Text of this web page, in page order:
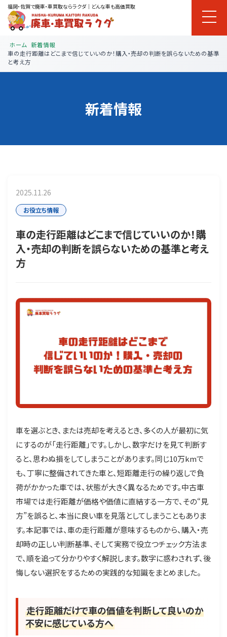
福岡・佐賀で廃車・車買取ならラクダ｜どんな車も高価買取
ホーム 新着情報
車の走行距離はどこまで信じていいのか！購入・売却の判断を誤らないための基準
と考え方
新着情報
2025.11.26
お役立ち情報
車の走行距離はどこまで信じていいのか！購
入・売却の判断を誤らないための基準と考え
方
車を選ぶとき、または売却を考えるとき、多くの人が最初に気
にするのが「走行距離」です。しかし、数字だけを見て判断す
ると、思わぬ損をしてしまうことがあります。同じ10万kmで
も、丁寧に整備されてきた車と、短距離走行の繰り返しで負
荷がかかった車では、状態が大きく異なるためです。中古車
市場では走行距離が価格や価値に直結する一方で、その“見
方”を誤ると、本当に良い車を見落としてしまうこともありま
す。本記事では、車の走行距離が意味するものから、購入・売
却時の正しい判断基準、そして実務で役立つチェック方法ま
で、順を追って分かりやすく解説します。数字に惑わされず、後
悔しない選択をするための実践的な知識をまとめました。
走行距離だけで車の価値を判断して良いのか
不安に感じている方へ